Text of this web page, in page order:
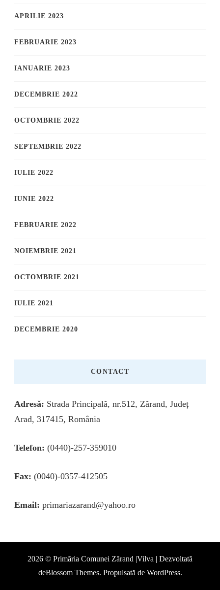
APRILIE 2023
FEBRUARIE 2023
IANUARIE 2023
DECEMBRIE 2022
OCTOMBRIE 2022
SEPTEMBRIE 2022
IULIE 2022
IUNIE 2022
FEBRUARIE 2022
NOIEMBRIE 2021
OCTOMBRIE 2021
IULIE 2021
DECEMBRIE 2020
CONTACT
Adresă: Strada Principală, nr.512, Zărand, Județ
Arad, 317415, România
Telefon: (0440)-257-359010
Fax: (0040)-0357-412505
Email: primariazarand@yahoo.ro
2026 © Primăria Comunei Zărand |Vilva | Dezvoltată
deBlossom Themes. Propulsată de WordPress.